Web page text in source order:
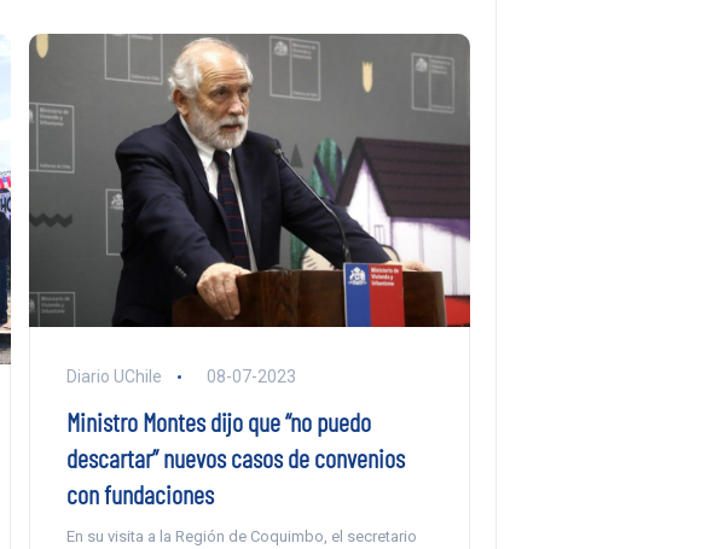
Diario UChile 08-07-2023
Ministro Montes dijo que “no puedo
descartar” nuevos casos de convenios
con fundaciones
En su visita a la Región de Coquimbo, el secretario